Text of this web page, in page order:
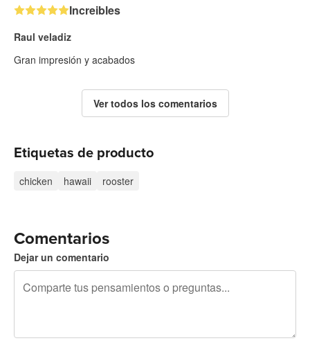
Increibles
Raul veladiz
Gran impresión y acabados
Ver todos los comentarios
Etiquetas de producto
chicken hawaii rooster
Comentarios
Dejar un comentario